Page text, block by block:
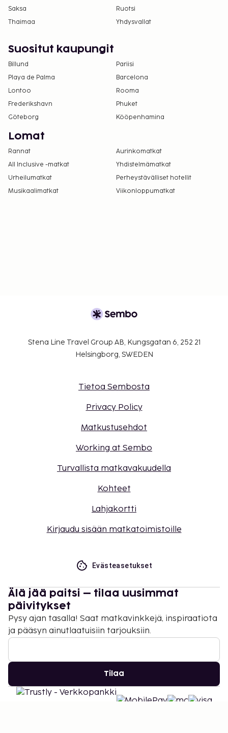
Saksa
Ruotsi
Thaimaa
Yhdysvallat
Suositut kaupungit
Billund
Pariisi
Playa de Palma
Barcelona
Lontoo
Rooma
Frederikshavn
Phuket
Göteborg
Kööpenhamina
Lomat
Rannat
Aurinkomatkat
All Inclusive -matkat
Yhdistelmämatkat
Urheilumatkat
Perheystävälliset hotellit
Musikaalimatkat
Viikonloppumatkat
Stena Line Travel Group AB, Kungsgatan 6, 252 21
Helsingborg, SWEDEN
Tietoa Sembosta
Privacy Policy
Matkustusehdot
Working at Sembo
Turvallista matkavakuudella
Kohteet
Lahjakortti
Kirjaudu sisään matkatoimistoille
Evästeasetukset
Älä jää paitsi – tilaa uusimmat
päivitykset
Pysy ajan tasalla! Saat matkavinkkejä, inspiraatiota
ja pääsyn ainutlaatuisiin tarjouksiin.
Tilaa